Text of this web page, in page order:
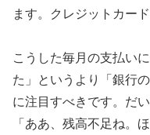
ます。クレジットカー
こうした毎月の支払い
た」というより「銀行
に注目すべきです。だ
「ああ、残高不足ね。